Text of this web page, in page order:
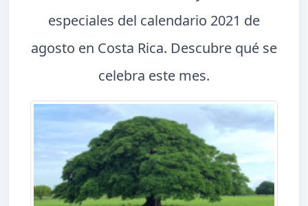
especiales del calendario 2021 de
agosto en Costa Rica. Descubre qué se
celebra este mes.